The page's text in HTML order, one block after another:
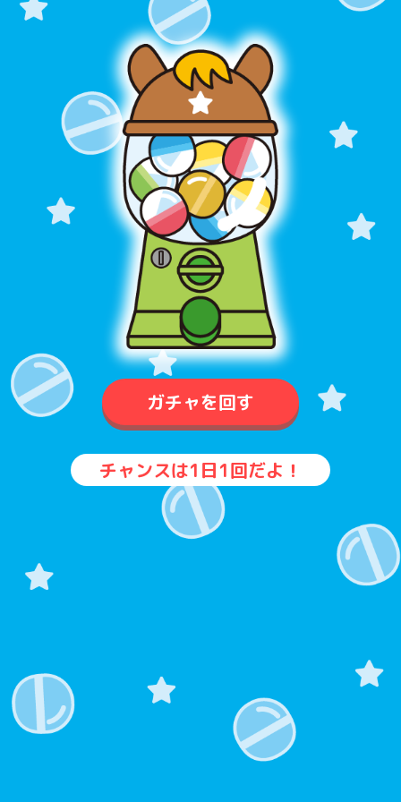
ガチャを回す
チャンスは1日1回だよ！